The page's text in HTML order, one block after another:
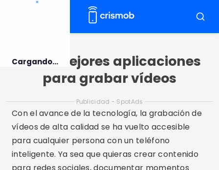
Cargando...
Las 5 mejores aplicaciones
para grabar vídeos
Publicidad - SpotAds
Con el avance de la tecnología, la grabación de
vídeos de alta calidad se ha vuelto accesible
para cualquier persona con un teléfono
inteligente. Ya sea que quieras crear contenido